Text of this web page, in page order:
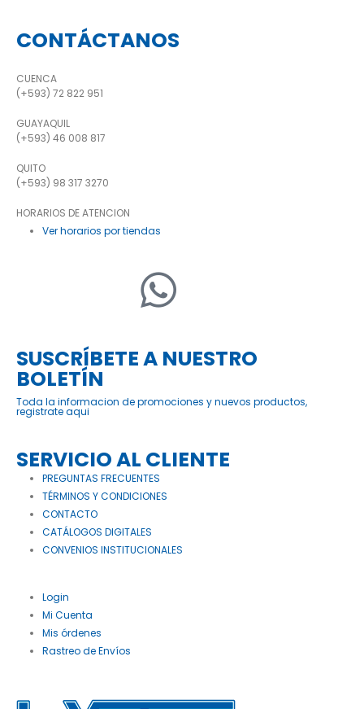
CONTÁCTANOS
CUENCA
(+593) 72 822 951
GUAYAQUIL
(+593) 46 008 817
QUITO
(+593) 98 317 3270
HORARIOS DE ATENCION
Ver horarios por tiendas
SUSCRÍBETE A NUESTRO
BOLETÍN
Toda la informacion de promociones y nuevos productos,
registrate aqui
SERVICIO AL CLIENTE
PREGUNTAS FRECUENTES
TÉRMINOS Y CONDICIONES
CONTACTO
CATÁLOGOS DIGITALES
CONVENIOS INSTITUCIONALES
Login
Mi Cuenta
Mis órdenes
Rastreo de Envíos